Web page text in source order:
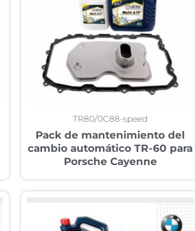
TR80/0C88-speed
Pack de mantenimiento del
cambio automático TR-60 para
Porsche Cayenne